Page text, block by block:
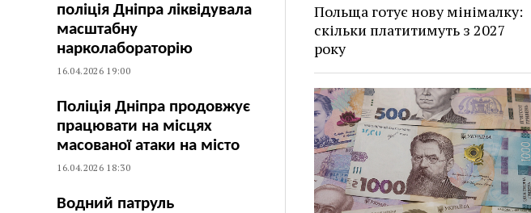
поліція Дніпра ліквідувала
масштабну
нарколабораторію
16.04.2026 19:00
Поліція Дніпра продовжує
працювати на місцях
масованої атаки на місто
16.04.2026 18:30
Водний патруль
Польща готує нову мінімалку:
скільки платитимуть з 2027
року